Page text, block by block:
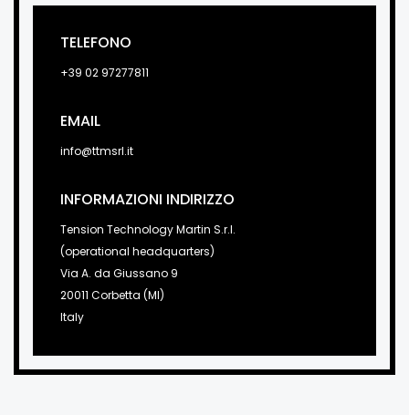
TELEFONO
+39 02 97277811
EMAIL
info@ttmsrl.it
INFORMAZIONI INDIRIZZO
Tension Technology Martin S.r.l.
(operational headquarters)
Via A. da Giussano 9
20011 Corbetta (MI)
Italy